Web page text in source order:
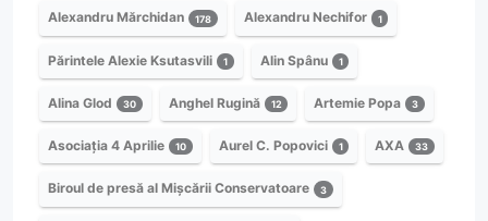
Alexandru Mărchidan 178 Alexandru Nechifor 1
Părintele Alexie Ksutasvili 1 Alin Spânu 1
Alina Glod 30 Anghel Rugină 12 Artemie Popa 3
Asociația 4 Aprilie 10 Aurel C. Popovici 1 AXA 33
Biroul de presă al Mișcării Conservatoare 3